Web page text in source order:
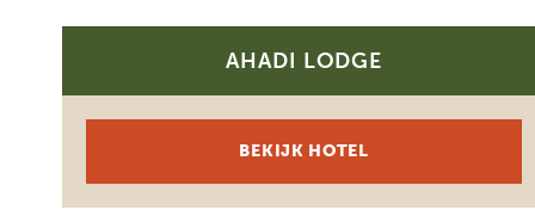
voor
We
AHADI LODGE
BEKIJK HOTEL